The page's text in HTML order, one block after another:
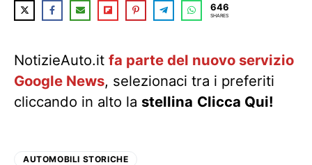
646
SHARES
NotizieAuto.it fa parte del nuovo servizio
Google News, selezionaci tra i preferiti
cliccando in alto la stellina Clicca Qui!
AUTOMOBILI STORICHE